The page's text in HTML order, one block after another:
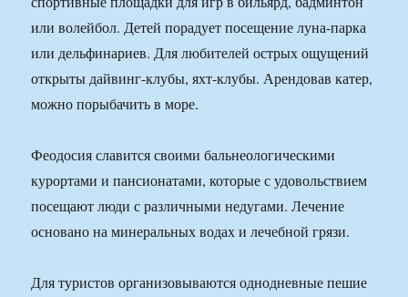
или волейбол. Детей порадует посещение луна-парка
или дельфинариев. Для любителей острых ощущений
открыты дайвинг-клубы, яхт-клубы. Арендовав катер,
можно порыбачить в море.
Феодосия славится своими бальнеологическими
курортами и пансионатами, которые с удовольствием
посещают люди с различными недугами. Лечение
основано на минеральных водах и лечебной грязи.
Для туристов организовываются однодневные пешие